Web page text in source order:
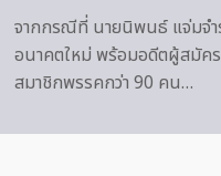
จากกรณีที่ นายนิพนธ์ แจ่มจ
อนาคตใหม่ พร้อมอดีตผู้สมัค
สมาชิกพรรคกว่า 90 คน…